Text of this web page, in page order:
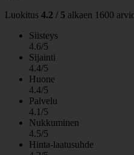
Luokitus 4.2 / 5 alkaen 1600
Siisteys
4.6/5
Sijainti
4.4/5
Huone
4.4/5
Palvelu
4.1/5
Nukkuminen
4.5/5
Hinta-laatusuhde